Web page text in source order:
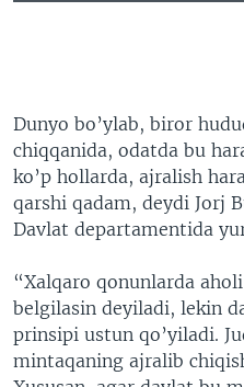
Dunyo bo’ylab, biror
chiqqanida, odatda bu
ko’p hollarda, ajralish
qarshi qadam, deydi Jorj
Davlat departamentida
“Xalqaro qonunlarda
belgilasin deyiladi, lekin
prinsipi ustun qo’yiladi.
mintaqaning ajralib